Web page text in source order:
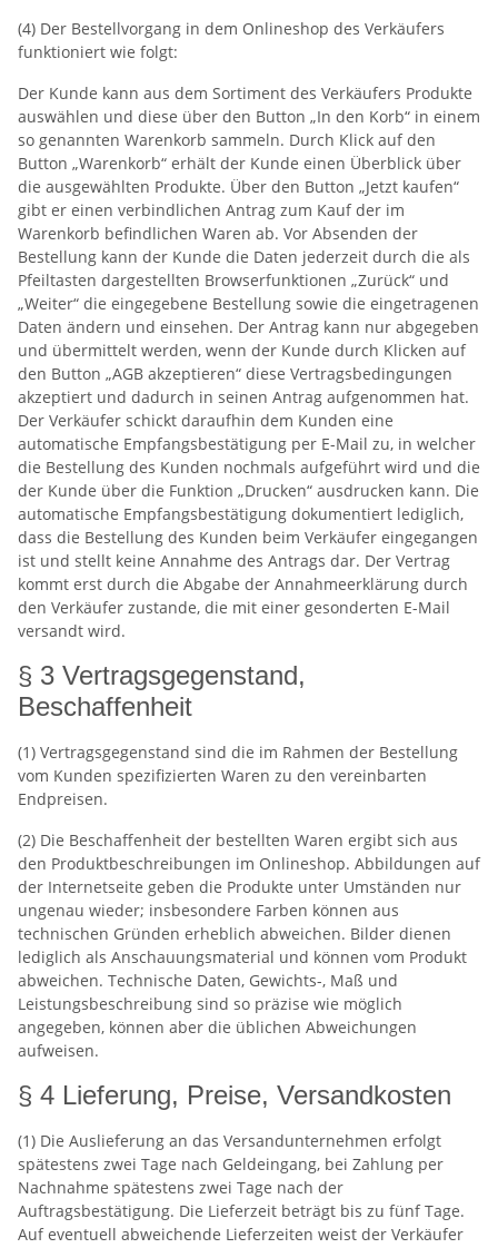
(4) Der Bestellvorgang in dem Onlineshop des Verkäufers
funktioniert wie folgt:
Der Kunde kann aus dem Sortiment des Verkäufers Produkte
auswählen und diese über den Button „In den Korb“ in einem
so genannten Warenkorb sammeln. Durch Klick auf den
Button „Warenkorb“ erhält der Kunde einen Überblick über
die ausgewählten Produkte. Über den Button „Jetzt kaufen“
gibt er einen verbindlichen Antrag zum Kauf der im
Warenkorb befindlichen Waren ab. Vor Absenden der
Bestellung kann der Kunde die Daten jederzeit durch die als
Pfeiltasten dargestellten Browserfunktionen „Zurück“ und
„Weiter“ die eingegebene Bestellung sowie die eingetragenen
Daten ändern und einsehen. Der Antrag kann nur abgegeben
und übermittelt werden, wenn der Kunde durch Klicken auf
den Button „AGB akzeptieren“ diese Vertragsbedingungen
akzeptiert und dadurch in seinen Antrag aufgenommen hat.
Der Verkäufer schickt daraufhin dem Kunden eine
automatische Empfangsbestätigung per E-Mail zu, in welcher
die Bestellung des Kunden nochmals aufgeführt wird und die
der Kunde über die Funktion „Drucken“ ausdrucken kann. Die
automatische Empfangsbestätigung dokumentiert lediglich,
dass die Bestellung des Kunden beim Verkäufer eingegangen
ist und stellt keine Annahme des Antrags dar. Der Vertrag
kommt erst durch die Abgabe der Annahmeerklärung durch
den Verkäufer zustande, die mit einer gesonderten E-Mail
versandt wird.
§ 3 Vertragsgegenstand,
Beschaffenheit
(1) Vertragsgegenstand sind die im Rahmen der Bestellung
vom Kunden spezifizierten Waren zu den vereinbarten
Endpreisen.
(2) Die Beschaffenheit der bestellten Waren ergibt sich aus
den Produktbeschreibungen im Onlineshop. Abbildungen auf
der Internetseite geben die Produkte unter Umständen nur
ungenau wieder; insbesondere Farben können aus
technischen Gründen erheblich abweichen. Bilder dienen
lediglich als Anschauungsmaterial und können vom Produkt
abweichen. Technische Daten, Gewichts-, Maß und
Leistungsbeschreibung sind so präzise wie möglich
angegeben, können aber die üblichen Abweichungen
aufweisen.
§ 4 Lieferung, Preise, Versandkosten
(1) Die Auslieferung an das Versandunternehmen erfolgt
spätestens zwei Tage nach Geldeingang, bei Zahlung per
Nachnahme spätestens zwei Tage nach der
Auftragsbestätigung. Die Lieferzeit beträgt bis zu fünf Tage.
Auf eventuell abweichende Lieferzeiten weist der Verkäufer